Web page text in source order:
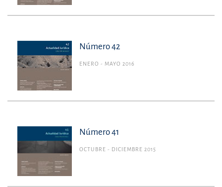
Número 42
ENERO - MAYO 2016
Número 41
OCTUBRE - DICIEMBRE 2015